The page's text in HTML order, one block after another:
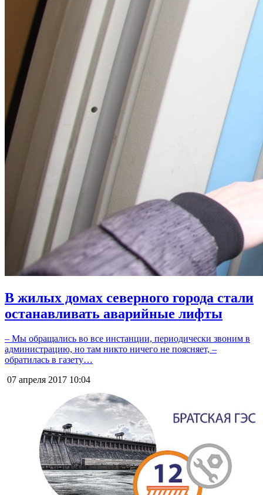
В жилых домах северного города стали
останавливать аварийные лифты
– Мы обращались во все инстанции, периодически звоним в
администрацию, но там никто ничего не поясняет, –
обратилась в газету…
07 апреля 2017 10:04